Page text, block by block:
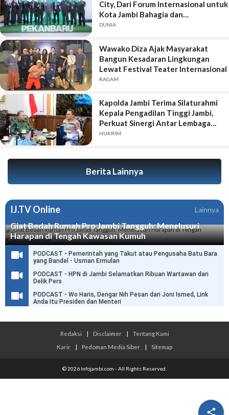

City, Dari Forum Internasional untuk
Kota Jambi Bahagia dan
Berkelanjutan
DUNIA
Wawako Diza Ajak Masyarakat
Bangun Kesadaran Lingkungan
Lewat Festival Teater Internasional
RAGAM
Kapolda Jambi Terima Silaturahmi
Kepala Pengadilan Tinggi Jambi,
Perkuat Sinergi Antar Lembaga
Penegak Hukum
HUKRIM
Berita Lainnya
IJ.TV Online Lainnya
Giat Bedah Rumah Pro Jambi Tangguh: Menelusuri
Harapan di Tengah Kawasan Kumuh
PODCAST - Pemerintah yang Takut atau Pengusaha Batu Bara
yang Bandel - Usman Ermulan
PODCAST - HPN di Jambi Selamatkan Ribuan Wartawan dari
Delik Pers
PODCAST - Wo Haris, Dengar Nih Pesan dari Joni Ismed, Link
Anda Itu Presiden dan Menteri
Redaksi | Disclaimer |
Tentang Kami
Karir
| Pedoman Media Siber | Sitemap
© 2026 Infojambi.com - All Rights Reserved.